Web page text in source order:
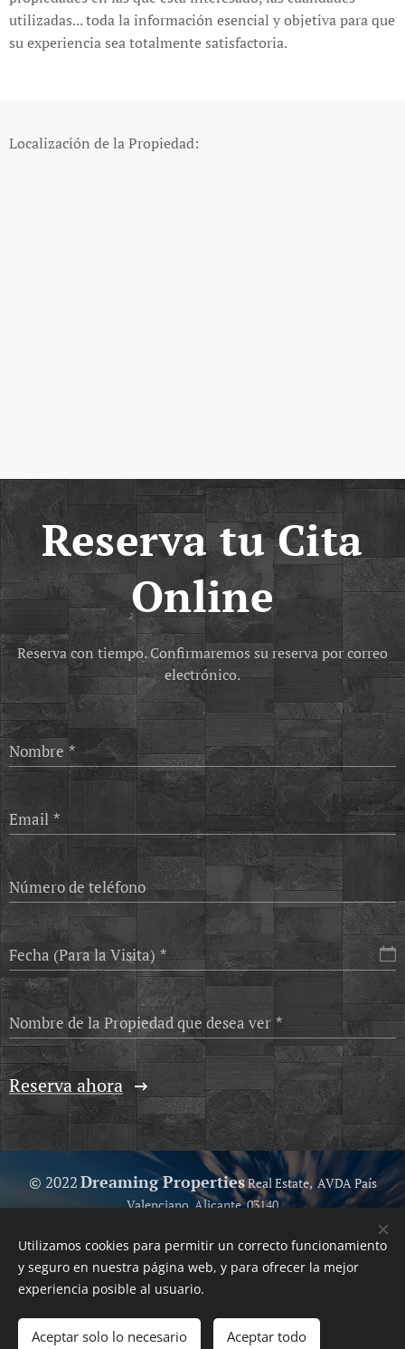
utilizadas... toda la información esencial y objetiva para que
su experiencia sea totalmente satisfactoria.
Localización de la Propiedad:
Reserva tu Cita
Online
Reserva con tiempo. Confirmaremos su reserva por correo
electrónico.
Nombre
Email
Número de teléfono
Fecha (Para la Visita)
Nombre de la Propiedad que desea ver
Reserva ahora
© 2022Dreaming PropertiesReal Estate, AVDA País
Valenciano, Alicante, 03140
Your Trusted Real Estate
Cookies
Svenska
Nederlands
Български
Deutsch
Utilizamos cookies para permitir un correcto funcionamiento
y seguro en nuestra página web, y para ofrecer la mejor
experiencia posible al usuario.
Aceptar solo lo necesario Aceptar todo